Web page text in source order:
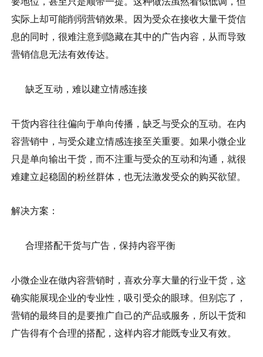
实际上却可能削弱营销效果。因为受众在接收大量干货信
息的同时，很难注意到隐藏在其中的广告内容，从而导致
营销信息无法有效传达。
缺乏互动，难以建立情感连接
干货内容往往偏向于单向传播，缺乏与受众的互动。在内
容营销中，与受众建立情感连接至关重要。如果小微企业
只是单向输出干货，而不注重与受众的互动和沟通，就很
难建立起稳固的粉丝群体，也无法激发受众的购买欲望。
解决方案：
合理搭配干货与广告，保持内容平衡
小微企业在做内容营销时，喜欢分享大量的行业干货，这
确实能展现企业的专业性，吸引受众的眼球。但别忘了，
营销的最终目的是要推广自己的产品或服务，所以干货和
广告得有个合理的搭配，这样内容才能既专业又有效。